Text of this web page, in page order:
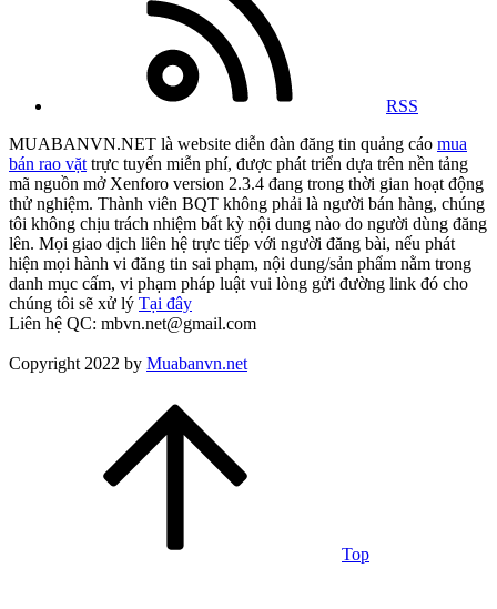
RSS
MUABANVN.NET là website diễn đàn đăng tin quảng cáo mua
bán rao vặt trực tuyến miễn phí, được phát triển dựa trên nền tảng
mã nguồn mở Xenforo version 2.3.4 đang trong thời gian hoạt động
thử nghiệm. Thành viên BQT không phải là người bán hàng, chúng
tôi không chịu trách nhiệm bất kỳ nội dung nào do người dùng đăng
lên. Mọi giao dịch liên hệ trực tiếp với người đăng bài, nếu phát
hiện mọi hành vi đăng tin sai phạm, nội dung/sản phẩm nằm trong
danh mục cấm, vi phạm pháp luật vui lòng gửi đường link đó cho
chúng tôi sẽ xử lý Tại đây
Liên hệ QC: mbvn.net@gmail.com
Copyright 2022 by Muabanvn.net
Top